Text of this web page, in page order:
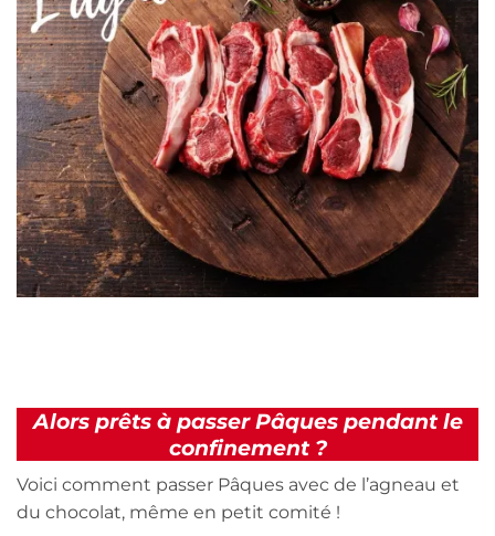
Alors prêts à passer Pâques pendant le
confinement ?
Voici comment passer Pâques avec de l’agneau et
du chocolat, même en petit comité !